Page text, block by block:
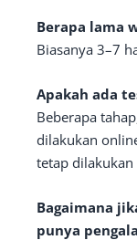
Berapa lama
Biasanya 3–7
Apakah ada
Beberapa
dilakukan
tetap
Bagaimana
punya